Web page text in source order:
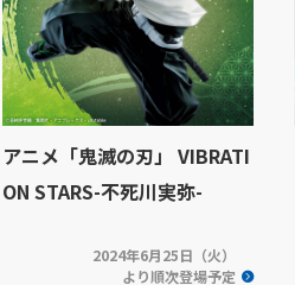
アニメ「鬼滅の刃」 VIBRATI
ON STARS-不死川実弥-
2024年6月25日（火）
より順次登場予定